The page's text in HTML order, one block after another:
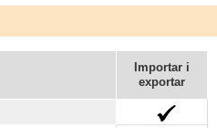
Importar i
exportar